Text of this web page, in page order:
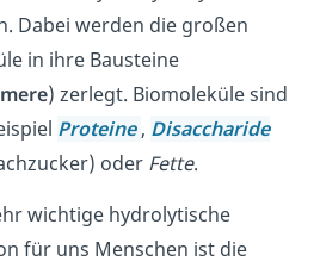
Dabei werden die großen
in ihre Bausteine
) zerlegt. Biomoleküle sind
Proteine, Disaccharide
oder Fette.
wichtige hydrolytische
für uns Menschen ist die